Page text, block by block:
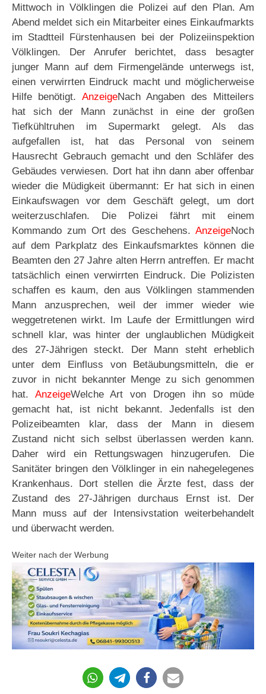
Mittwoch in Völklingen die Polizei auf den Plan. Am
Abend meldet sich ein Mitarbeiter eines Einkaufmarkts
im Stadtteil Fürstenhausen bei der Polizeiinspektion
Völklingen. Der Anrufer berichtet, dass besagter
junger Mann auf dem Firmengelände unterwegs ist,
einen verwirrten Eindruck macht und möglicherweise
Hilfe benötigt. AnzeigeNach Angaben des Mitteilers
hat sich der Mann zunächst in eine der großen
Tiefkühltruhen im Supermarkt gelegt. Als das
aufgefallen ist, hat das Personal von seinem
Hausrecht Gebrauch gemacht und den Schläfer des
Gebäudes verwiesen. Dort hat ihn dann aber offenbar
wieder die Müdigkeit übermannt: Er hat sich in einen
Einkaufswagen vor dem Geschäft gelegt, um dort
weiterzuschlafen. Die Polizei fährt mit einem
Kommando zum Ort des Geschehens. AnzeigeNoch
auf dem Parkplatz des Einkaufsmarktes können die
Beamten den 27 Jahre alten Herrn antreffen. Er macht
tatsächlich einen verwirrten Eindruck. Die Polizisten
schaffen es kaum, den aus Völklingen stammenden
Mann anzusprechen, weil der immer wieder wie
weggetretenen wirkt. Im Laufe der Ermittlungen wird
schnell klar, was hinter der unglaublichen Müdigkeit
des 27-Jährigen steckt. Der Mann steht erheblich
unter dem Einfluss von Betäubungsmitteln, die er
zuvor in nicht bekannter Menge zu sich genommen
hat. AnzeigeWelche Art von Drogen ihn so müde
gemacht hat, ist nicht bekannt. Jedenfalls ist den
Polizeibeamten klar, dass der Mann in diesem
Zustand nicht sich selbst überlassen werden kann.
Daher wird ein Rettungswagen hinzugerufen. Die
Sanitäter bringen den Völklinger in ein nahegelegenes
Krankenhaus. Dort stellen die Ärzte fest, dass der
Zustand des 27-Jährigen durchaus Ernst ist. Der
Mann muss auf der Intensivstation weiterbehandelt
und überwacht werden.
Weiter nach der Werbung
318